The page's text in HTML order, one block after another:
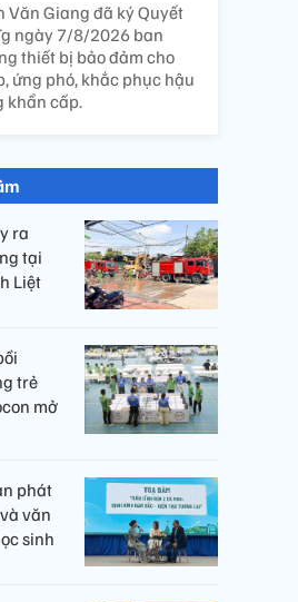
Văn Giang đã ký Quyết
ngày 7/8/2026 ban
thiết bị bảo đảm cho
ứng phó, khắc phục hậu
khẩn cấp.
ra
tại
Liệt
trẻ
mở
phát
văn
sinh